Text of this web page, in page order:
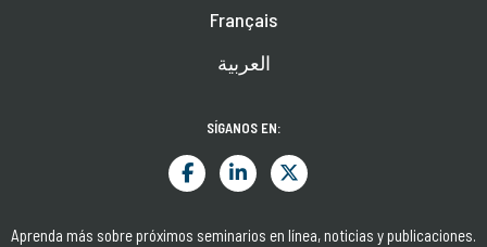
Français
العربية
SÍGANOS EN:
Aprenda más sobre próximos seminarios en línea, noticias y publicaciones.